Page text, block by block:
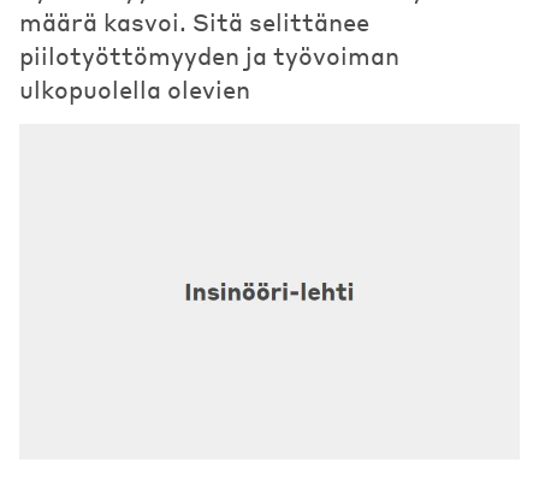
määrä kasvoi. Sitä selittänee
piilotyöttömyyden ja työvoiman
ulkopuolella olevien